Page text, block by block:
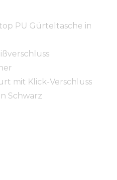
PU Gürteltasche in
mit Klick-Verschluss
Schwarz